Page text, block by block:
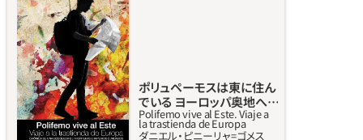
地球の隅々が地図に載り、計測され、写真に撮
られ、詳細に説明されている。未知の大地を見
出し、何かを発見するといった感覚を味わうこ
とは最早不可能なのか。ロバート・カプランや
イーヴリン・ウォー、ドミニク・ラピエール、そ
してウィンストン・チャーチルに至る、文学ジ
ャーナリズムの偉大なるマエストロの足跡を
詳しく見る
ポリュペーモスは東に住ん
でいる ヨーロッパ奥地へ
の旅
Polifemo vive al Este. Viaje a
la trastienda de Europa
ダニエル‧ピニーリャ=ゴメス